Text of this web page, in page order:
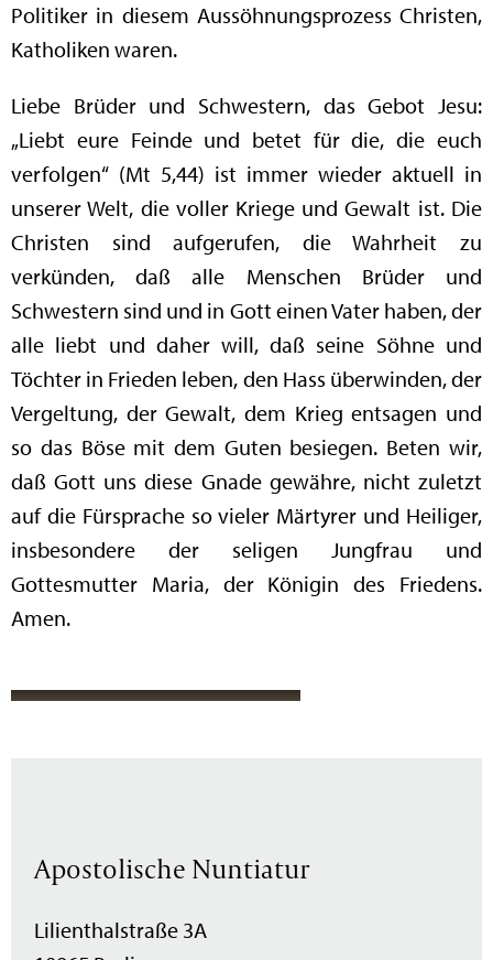
Politiker in diesem Aussöhnungsprozess Christen,
Katholiken waren.
Liebe Brüder und Schwestern, das Gebot Jesu:
„Liebt eure Feinde und betet für die, die euch
verfolgen“ (Mt 5,44) ist immer wieder aktuell in
unserer Welt, die voller Kriege und Gewalt ist. Die
Christen sind aufgerufen, die Wahrheit zu
verkünden, daß alle Menschen Brüder und
Schwestern sind und in Gott einen Vater haben, der
alle liebt und daher will, daß seine Söhne und
Töchter in Frieden leben, den Hass überwinden, der
Vergeltung, der Gewalt, dem Krieg entsagen und
so das Böse mit dem Guten besiegen. Beten wir,
daß Gott uns diese Gnade gewähre, nicht zuletzt
auf die Fürsprache so vieler Märtyrer und Heiliger,
insbesondere der seligen Jungfrau und
Gottesmutter Maria, der Königin des Friedens.
Amen.
Apostolische Nuntiatur
Lilienthalstraße 3A